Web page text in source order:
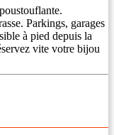
Parkings, garages
à pied depuis la
vite votre bijou